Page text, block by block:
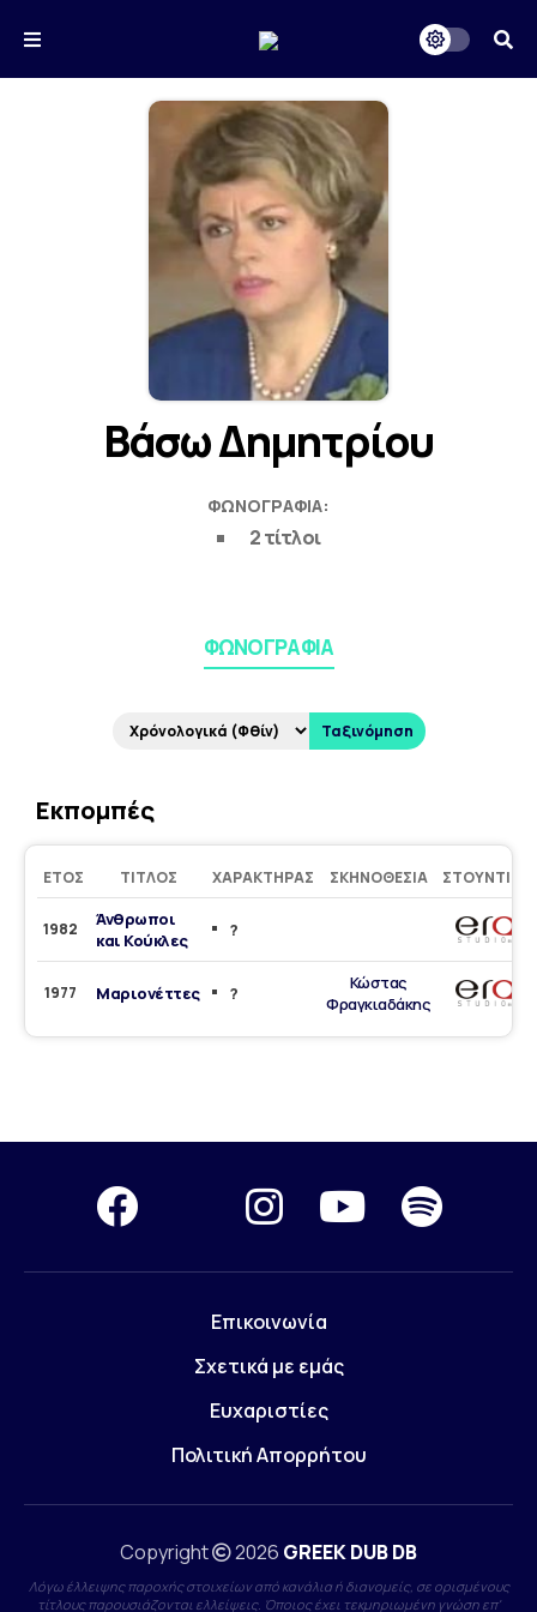
Βάσω Δημητρίου
ΦΩΝΟΓΡΑΦΊΑ:
2 τίτλοι
ΦΩΝΟΓΡΑΦΊΑ
Ταξινόμηση
Εκπομπές
ΈΤΟΣ ΤΊΤΛΟΣ ΧΑΡΑΚΤΉΡΑΣ ΣΚΗΝΟΘΕΣΊΑ ΣΤΟΎΝΤΙΟ
1982
Άνθρωποι
και Κούκλες
?
1977 Μαριονέττες ?
Κώστας
Φραγκιαδάκης
Επικοινωνία
Σχετικά με εμάς
Ευχαριστίες
Πολιτική Απορρήτου
Copyright 2026 GREEK DUB DB
Λόγω έλλειψης παροχής στοιχείων από κανάλια ή διανομείς, σε ορισμένους
τίτλους παρουσιάζονται ελλείψεις. Όποιος έχει τεκμηριωμένη γνώση επ'